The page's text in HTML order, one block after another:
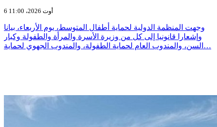
6 أوت 2026، 11:00
وجهت المنظمة الدولية لحماية أطفال المتوسط، يوم الأربعاء، بيانا
وإشعارا قانونيا إلى كل من وزيرة الأسرة والمرأة والطفولة وكبار
السن، والمندوب العام لحماية الطفولة، والمندوب الجهوي لحماية…